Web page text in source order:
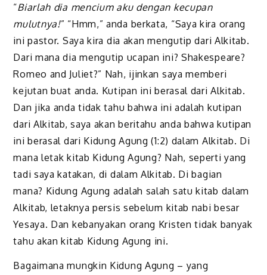
“Biarlah dia mencium aku dengan kecupan
mulutnya!” “Hmm,” anda berkata, “Saya kira orang
ini pastor. Saya kira dia akan mengutip dari Alkitab.
Dari mana dia mengutip ucapan ini? Shakespeare?
Romeo and Juliet?” Nah, ijinkan saya memberi
kejutan buat anda. Kutipan ini berasal dari Alkitab.
Dan jika anda tidak tahu bahwa ini adalah kutipan
dari Alkitab, saya akan beritahu anda bahwa kutipan
ini berasal dari Kidung Agung (1:2) dalam Alkitab. Di
mana letak kitab Kidung Agung? Nah, seperti yang
tadi saya katakan, di dalam Alkitab. Di bagian
mana? Kidung Agung adalah salah satu kitab dalam
Alkitab, letaknya persis sebelum kitab nabi besar
Yesaya. Dan kebanyakan orang Kristen tidak banyak
tahu akan kitab Kidung Agung ini.
Bagaimana mungkin Kidung Agung – yang